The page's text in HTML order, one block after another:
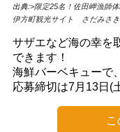
出典:>限定25名！佐田岬漁師
伊方町観光サイト さだみさ
サザエなど海の幸を
できます！
海鮮バーベキューで
応募締切は7月13日(